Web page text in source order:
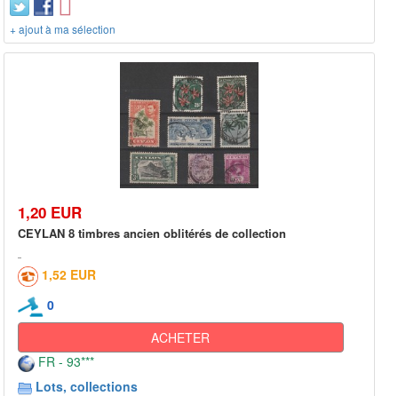
+ ajout à ma sélection
1,20 EUR
CEYLAN 8 timbres ancien oblitérés de collection
1,52 EUR
0
ACHETER
FR - 93***
Lots, collections